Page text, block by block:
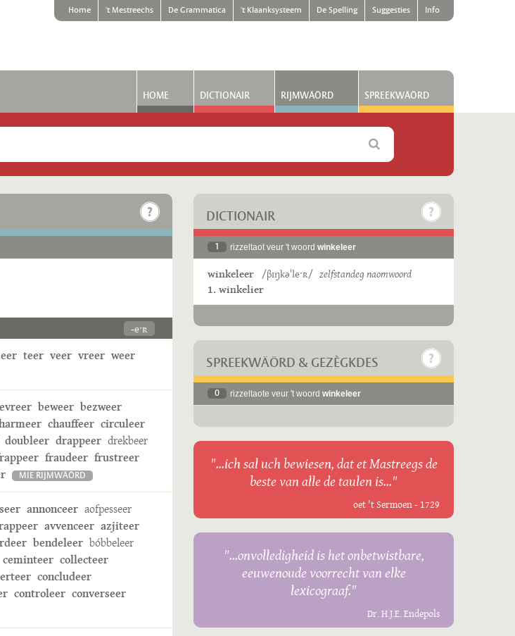
Home 't Mestreechs De Grammatica 't Klaanksysteem De Spelling Suggesties Info
HOME DICTIONAIR RIJMWÄÖRD SPREEKWÄÖRD
-eˑʀ
teer veer vreer weer
beweer bezweer
chauffeer circuleer
doubleer drappeer drekbeer
fraudeer frustreer
MIE RIJMWÄÖRD
annonceer aofpesseer
avvenceer azjiteer
bendeleer bóbbeleer
ceminteer collecteer
concludeer
controleer converseer
DICTIONAIR
1 rizzeltaot veur 't woord winkeleer
winkeleer /βɪŋkəˈleˑʀ/ zelfstandeg naomwoord
1. winkelier
SPREEKWÄÖRD & GEZÈGKDES
0 rizzeltaote veur 't woord winkeleer
"...ich sal uch bewiesen, dat et Mastreegs de
beste van alle de taulen is..."
oet 't Sermoen - 1729
"...onvolledigheid is het onbetwistbare,
eeuwenoude voorrecht van elke
lexicograaf."
Dr. H.J.E. Endepols